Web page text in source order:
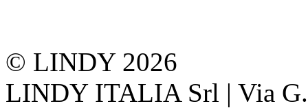
© LINDY 2026
LINDY ITALIA Srl | Via